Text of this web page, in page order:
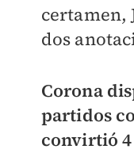
certamen,
dos
Corona
partidos
convirtió